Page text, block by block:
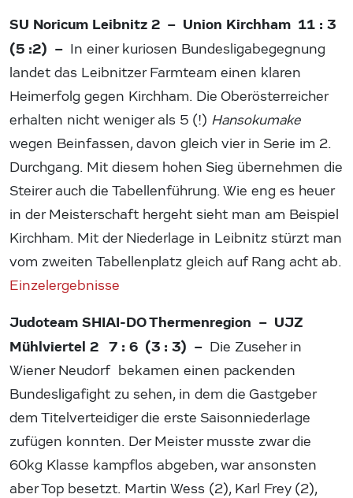
SU Noricum Leibnitz 2 – Union Kirchham 11 : 3
(5 :2) – In einer kuriosen Bundesligabegegnung
landet das Leibnitzer Farmteam einen klaren
Heimerfolg gegen Kirchham. Die Oberösterreicher
erhalten nicht weniger als 5 (!) Hansokumake
wegen Beinfassen, davon gleich vier in Serie im 2.
Durchgang. Mit diesem hohen Sieg übernehmen die
Steirer auch die Tabellenführung. Wie eng es heuer
in der Meisterschaft hergeht sieht man am Beispiel
Kirchham. Mit der Niederlage in Leibnitz stürzt man
vom zweiten Tabellenplatz gleich auf Rang acht ab.
Einzelergebnisse
Judoteam SHIAI-DO Thermenregion – UJZ
Mühlviertel 2 7 : 6 (3 : 3) – Die Zuseher in
Wiener Neudorf bekamen einen packenden
Bundesligafight zu sehen, in dem die Gastgeber
dem Titelverteidiger die erste Saisonniederlage
zufügen konnten. Der Meister musste zwar die
60kg Klasse kampflos abgeben, war ansonsten
aber Top besetzt. Martin Wess (2), Karl Frey (2),